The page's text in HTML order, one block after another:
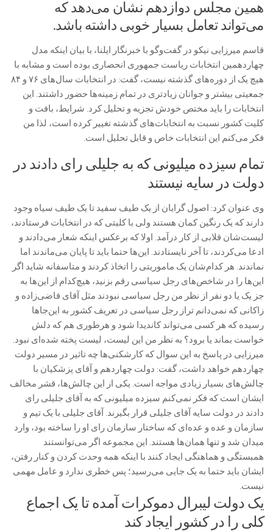
همین مجلس دوازدهم نشان می‌دهد که
می‌تواند تعامل بسیار خوبی داشته باشد.
قاسم میرزایی نیکو در گفت‌وگو با خبرنگار ایلنا، با بیان اینکه مدل
چهاردهمین انتخابات ریاست جمهوری انحصاری بوده است و مشابه با
هیچ یک از دوره‌های گذشته نیست، گفت: در انتخابات سال‌های ۷۶ و ۸۴
جمعیتی بیشتر و جوانان زیادتری در تمام زمینه‌ها حضور داشتند. این
انتخابات را باید مختص خودش تجزیه و تحلیل کرد. شرایط، بافت و
کلیت کشور نسبت به انتخابات‌های گذشته تغییر کرده است، لذا من
فکر می‌کنم این انتخابات خاص و قابل تحلیل است.
تمام سیزده میلیونی که به جلیلی رای دادند در
دولت در سایه نیستند
وی عنوان کرد: اصول گرایان از یک طیف سفید تا یک طیف سیاه وجود
دارند که یک رنگین کمان هستند ولی با کلیتی که در انتخابات فرستادند،
لیست‌شان قلابی از کار درآمد. اولا که برعکس اینکه شعار می‌دادند و
ادعا می‌کردند، تا آخر نایستادند. این‌ها حتما باید تا پایان می‌ماندند اما
نماندند. هر کدام‌شان یک ماموریتی را اتخاذ کردند و متاسفانه شاید اگر
این‌ها را در شاخص‌های رجل سیاسی رقم بزنید، هیچ‌کدام از این‌ها به
جز یک یا دو نفر از نظر من رجل سیاسی نبودند مثل آقای قاضی‌زاده و
زاکانی که نمی‌دانم تراز رجل سیاسی در تعریف کشور به این‌جاها
رسیده که هر کسی می‌تواند کاندیدا شود و هرطوری هم که دلش
خواست بماند یا برود؟ به نظر من این لیست، لیست پخته شده‌ای نبود.
میرزایی در پاسخ به این سوال که کارشکنی‌ها چه تاثیر در مسیر دولت
چهاردهم خواهد داشت، گفت: دولت چهاردهم و آقای پزشکیان با
چالش‌های بسیار زیادی مواجه است. یکی از این چالش‌ها، قشر مخالف
ایشان است که فکر نمی‌کنم سیزده میلیونی که به آقای جلیلی رای
دادند در دولت سایه آقای جلیلی قرار بگیرند. آقای جلیلی با یک تیم و
سازمان و عده و عده‌ای که ساختار سازمان رای او را ساخته بود، وارد
میدان شد و تنها همان‌ها هستند. این مجموعه اگر می‌توانستند
همبستگی و هماهنگی ایجاد کنند با اینکه همه وحدت کردن و کنار رفتن،
ایشان باید حتما به یک جایی می‌رسید؛ پس خطری ندارد و عامل مهمی
نیست.
یک دولت لیبرال دموکرات آمده تا یک اجماع
کلی را در کشور ایجاد کند